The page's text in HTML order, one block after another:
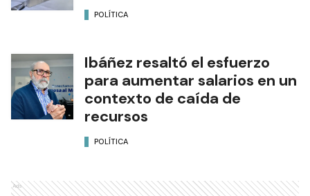
POLÍTICA
Ibáñez resaltó el esfuerzo
para aumentar salarios en un
contexto de caída de
recursos
POLÍTICA
Ads